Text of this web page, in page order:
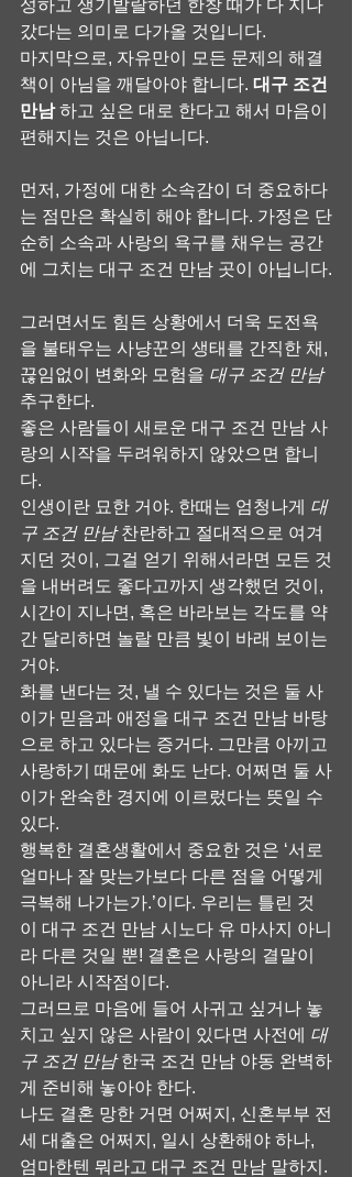
성하고 생기발랄하던 한창 때가 다 지나
갔다는 의미로 다가올 것입니다.
마지막으로, 자유만이 모든 문제의 해결
책이 아님을 깨달아야 합니다. 대구 조건
만남 하고 싶은 대로 한다고 해서 마음이
편해지는 것은 아닙니다.
먼저, 가정에 대한 소속감이 더 중요하다
는 점만은 확실히 해야 합니다. 가정은 단
순히 소속과 사랑의 욕구를 채우는 공간
에 그치는 대구 조건 만남 곳이 아닙니다.
그러면서도 힘든 상황에서 더욱 도전욕
을 불태우는 사냥꾼의 생태를 간직한 채,
끊임없이 변화와 모험을 대구 조건 만남
추구한다.
좋은 사람들이 새로운 대구 조건 만남 사
랑의 시작을 두려워하지 않았으면 합니
다.
인생이란 묘한 거야. 한때는 엄청나게 대
구 조건 만남 찬란하고 절대적으로 여겨
지던 것이, 그걸 얻기 위해서라면 모든 것
을 내버려도 좋다고까지 생각했던 것이,
시간이 지나면, 혹은 바라보는 각도를 약
간 달리하면 놀랄 만큼 빛이 바래 보이는
거야.
화를 낸다는 것, 낼 수 있다는 것은 둘 사
이가 믿음과 애정을 대구 조건 만남 바탕
으로 하고 있다는 증거다. 그만큼 아끼고
사랑하기 때문에 화도 난다. 어쩌면 둘 사
이가 완숙한 경지에 이르렀다는 뜻일 수
있다.
행복한 결혼생활에서 중요한 것은 ‘서로
얼마나 잘 맞는가보다 다른 점을 어떻게
극복해 나가는가.’이다. 우리는 틀린 것
이 대구 조건 만남 시노다 유 마사지 아니
라 다른 것일 뿐! 결혼은 사랑의 결말이
아니라 시작점이다.
그러므로 마음에 들어 사귀고 싶거나 놓
치고 싶지 않은 사람이 있다면 사전에 대
구 조건 만남 한국 조건 만남 야동 완벽하
게 준비해 놓아야 한다.
나도 결혼 망한 거면 어쩌지, 신혼부부 전
세 대출은 어쩌지, 일시 상환해야 하나,
엄마한텐 뭐라고 대구 조건 만남 말하지.